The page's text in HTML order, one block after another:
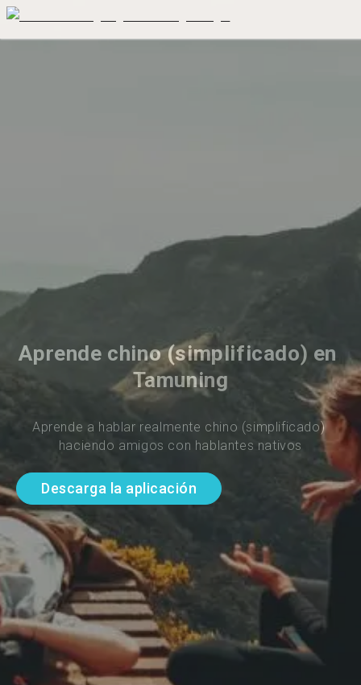
Aprende chino (simplificado) en
Tamuning
Aprende a hablar realmente chino (simplificado)
haciendo amigos con hablantes nativos
Descarga la aplicación